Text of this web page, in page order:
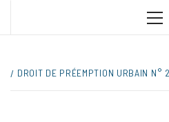
DROIT DE PRÉEMPTION URBAIN N°